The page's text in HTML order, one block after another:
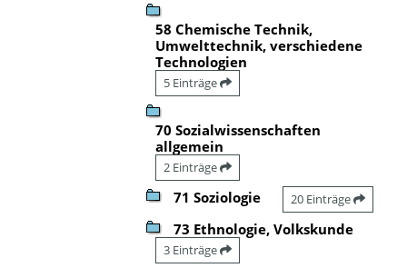
58 Chemische Technik,
Umwelttechnik, verschiedene
Technologien
5 Einträge
70 Sozialwissenschaften
allgemein
2 Einträge
71 Soziologie 20 Einträge
73 Ethnologie, Volkskunde
3 Einträge